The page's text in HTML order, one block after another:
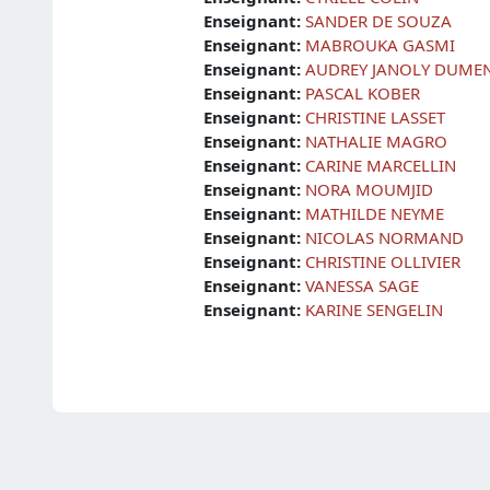
Enseignant: SANDER DE SOUZA
Enseignant: MABROUKA GASMI
Enseignant: AUDREY JANOLY
Enseignant: PASCAL KOBER
Enseignant: CHRISTINE LASSET
Enseignant: NATHALIE MAGRO
Enseignant: CARINE MARCELLIN
Enseignant: NORA MOUMJID
Enseignant: MATHILDE NEYME
Enseignant: NICOLAS NORMAND
Enseignant: CHRISTINE OLLIVIER
Enseignant: VANESSA SAGE
Enseignant: KARINE SENGELIN